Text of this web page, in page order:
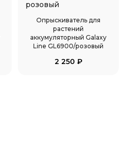
Опрыскиватель для
растений
аккумуляторный Galaxy
Line GL6900/розовый
2 250 ₽